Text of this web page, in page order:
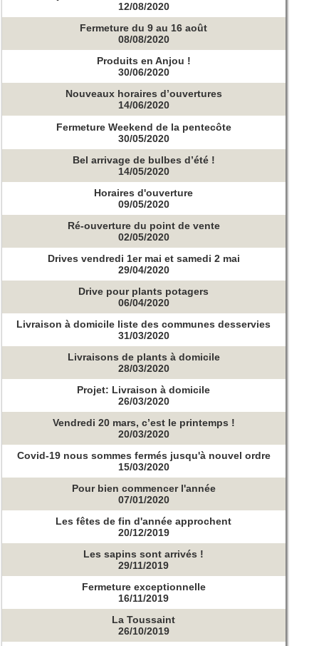
12/08/2020
Fermeture du 9 au 16 août
08/08/2020
Produits en Anjou !
30/06/2020
Nouveaux horaires d’ouvertures
14/06/2020
Fermeture Weekend de la pentecôte
30/05/2020
Bel arrivage de bulbes d’été !
14/05/2020
Horaires d'ouverture
09/05/2020
Ré-ouverture du point de vente
02/05/2020
Drives vendredi 1er mai et samedi 2 mai
29/04/2020
Drive pour plants potagers
06/04/2020
Livraison à domicile liste des communes desservies
31/03/2020
Livraisons de plants à domicile
28/03/2020
Projet: Livraison à domicile
26/03/2020
Vendredi 20 mars, c’est le printemps !
20/03/2020
Covid-19 nous sommes fermés jusqu'à nouvel ordre
15/03/2020
Pour bien commencer l'année
07/01/2020
Les fêtes de fin d'année approchent
20/12/2019
Les sapins sont arrivés !
29/11/2019
Fermeture exceptionnelle
16/11/2019
La Toussaint
26/10/2019